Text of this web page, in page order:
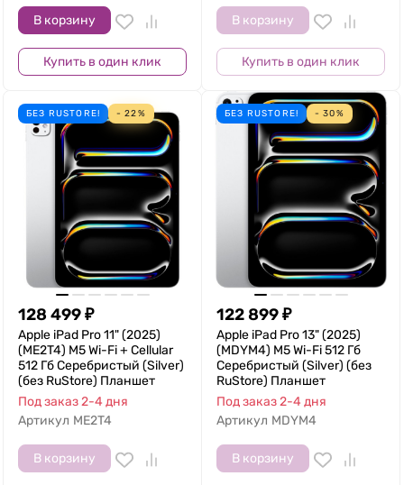
В корзину
Купить в один клик
В корзину
Купить в один клик
БЕЗ RUSTORE! - 22%
128 499₽
Apple iPad Pro 11" (2025)
(ME2T4) M5 Wi-Fi + Cellular
512 Гб Серебристый (Silver)
(без RuStore) Планшет
Под заказ 2-4 дня
Артикул ME2T4
В корзину
БЕЗ RUSTORE! - 30%
122 899₽
Apple iPad Pro 13" (2025)
(MDYM4) M5 Wi-Fi 512 Гб
Серебристый (Silver) (без
RuStore) Планшет
Под заказ 2-4 дня
Артикул MDYM4
В корзину